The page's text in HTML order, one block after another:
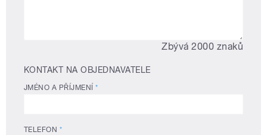
Zbývá 2000 znaků
KONTAKT NA OBJEDNAVATELE
JMÉNO A PŘÍJMENÍ*
TELEFON *